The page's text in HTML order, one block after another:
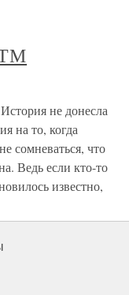
не донесла
на то, когда
сомневаться, что
Ведь если кто-то
известно,